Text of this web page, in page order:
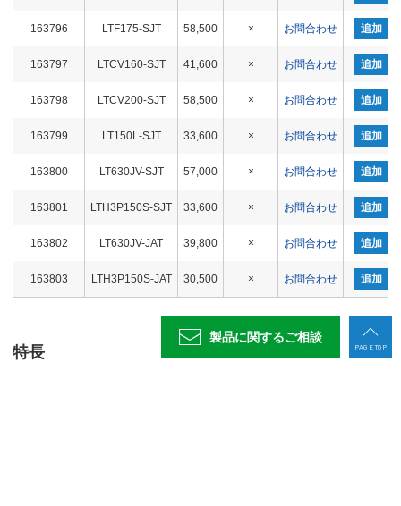
163796 LTF175-SJT 58,500 × お問合わせ 追加
163797 LTCV160-SJT 41,600 × お問合わせ 追加
163798 LTCV200-SJT 58,500 × お問合わせ 追加
163799 LT150L-SJT 33,600 × お問合わせ 追加
163800 LT630JV-SJT 57,000 × お問合わせ 追加
163801 LTH3P150S-SJT 33,600 × お問合わせ 追加
163802 LT630JV-JAT 39,800 × お問合わせ 追加
163803 LTH3P150S-JAT 30,500 × お問合わせ 追加
特長
製品に関するご相談
PAGE TOP